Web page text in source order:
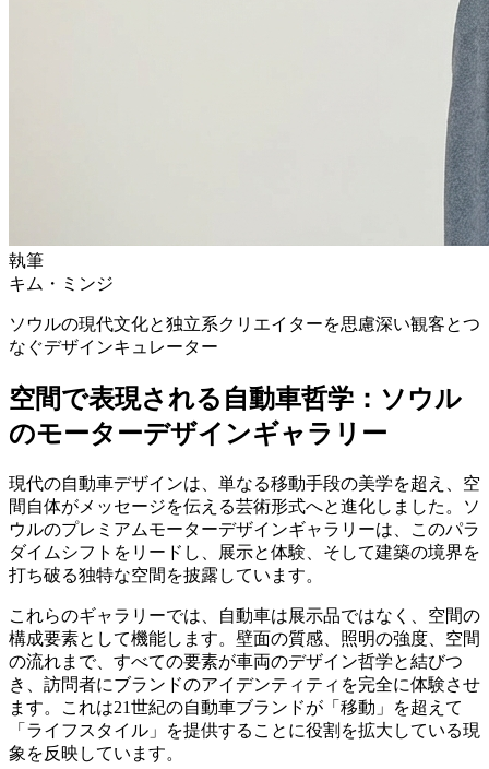
執筆
キム・ミンジ
ソウルの現代文化と独立系クリエイターを思慮深い観客とつ
なぐデザインキュレーター
空間で表現される自動車哲学：ソウル
のモーターデザインギャラリー
現代の自動車デザインは、単なる移動手段の美学を超え、空
間自体がメッセージを伝える芸術形式へと進化しました。ソ
ウルのプレミアムモーターデザインギャラリーは、このパラ
ダイムシフトをリードし、展示と体験、そして建築の境界を
打ち破る独特な空間を披露しています。
これらのギャラリーでは、自動車は展示品ではなく、空間の
構成要素として機能します。壁面の質感、照明の強度、空間
の流れまで、すべての要素が車両のデザイン哲学と結びつ
き、訪問者にブランドのアイデンティティを完全に体験させ
ます。これは21世紀の自動車ブランドが「移動」を超えて
「ライフスタイル」を提供することに役割を拡大している現
象を反映しています。